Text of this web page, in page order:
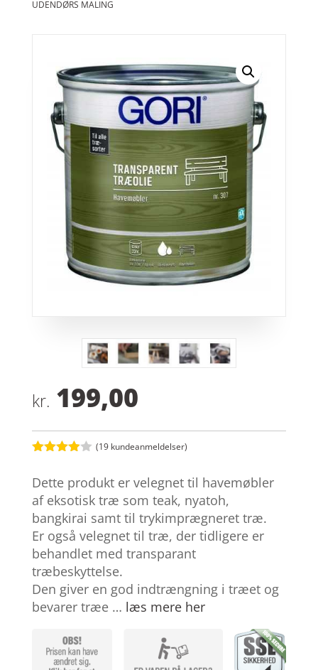
UDENDØRS MALING
kr. 199,00
ud af 5
baseret
på
kundebed
ømmelse
r
(19 kundeanmeldelser)
Dette produkt er velegnet til havemøbler
af eksotisk træ som teak, nyatoh,
bangkirai samt til trykimprægneret træ.
Er også velegnet til træ, der tidligere er
behandlet med transparant
træbeskyttelse.
Den giver en god indtrængning i træet og
bevarer træe … læs mere her